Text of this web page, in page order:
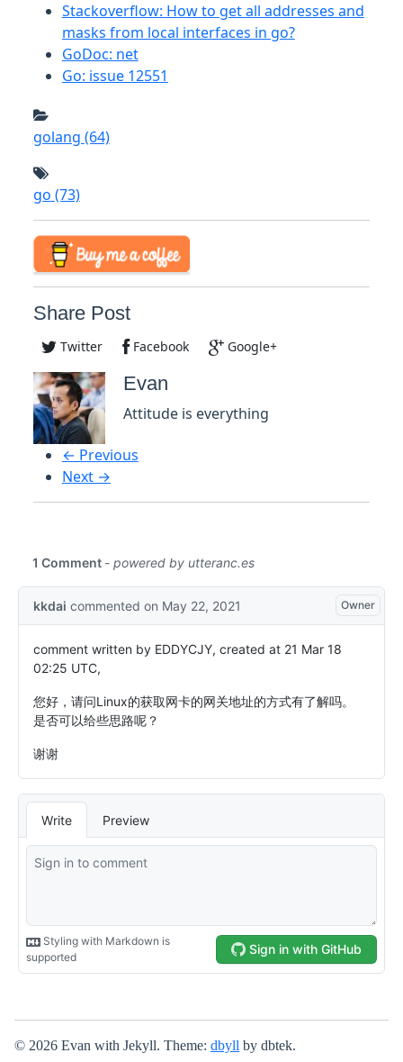
Stackoverflow: How to get all addresses and
masks from local interfaces in go?
GoDoc: net
Go: issue 12551
golang (64)
go (73)
Share Post
Twitter Facebook Google+
Evan
Attitude is everything
← Previous
Next →
© 2026 Evan with Jekyll. Theme: dbyll by dbtek.